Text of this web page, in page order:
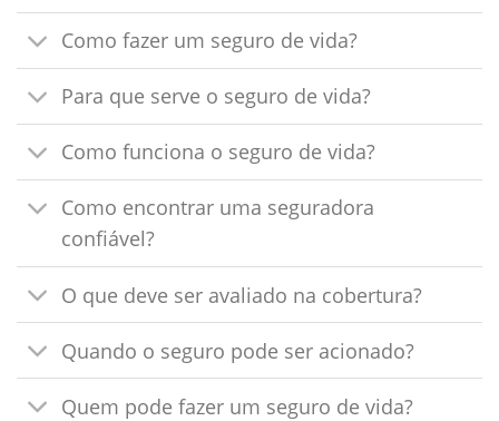
Como fazer um seguro de vida?
Para que serve o seguro de vida?
Como funciona o seguro de vida?
Como encontrar uma seguradora
confiável?
O que deve ser avaliado na cobertura?
Quando o seguro pode ser acionado?
Quem pode fazer um seguro de vida?